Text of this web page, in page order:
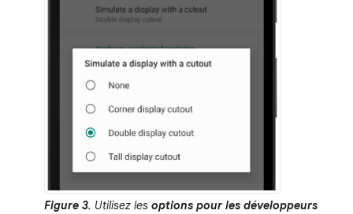
Figure 3. Utilisez les options pour les développeurs